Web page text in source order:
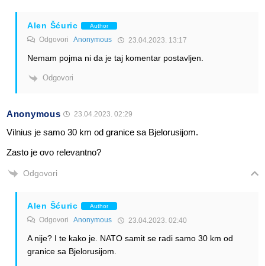
Alen Šćuric Author
Odgovori Anonymous 23.04.2023. 13:17
Nemam pojma ni da je taj komentar postavljen.
Odgovori
Anonymous 23.04.2023. 02:29
Vilnius je samo 30 km od granice sa Bjelorusijom.
Zasto je ovo relevantno?
Odgovori
Alen Šćuric Author
Odgovori Anonymous 23.04.2023. 02:40
A nije? I te kako je. NATO samit se radi samo 30 km od
granice sa Bjelorusijom.